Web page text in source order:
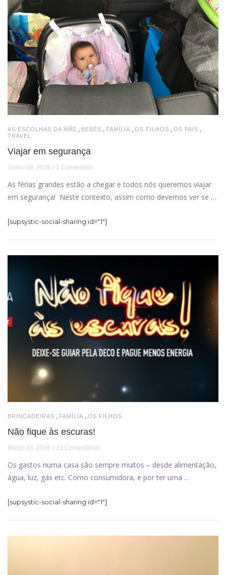
AS ESCOLHAS DA MÃE BEBÉS FAMÍLIA OS FILHOS OS PAIS
TRAVEL
Viajar em segurança
Junho 09, 2016 1 Comentário
As férias grandes estão a chegar e todos nós queremos viajar
em segurança! Neste contexto, assim como devemos ver se …
[supsystic-social-sharing id="1"]
BRINCADEIRAS , FAMÍLIA , OS FILHOS
Não fique às escuras!
Março 03, 2016 13 Comentários
Os gastos numa casa são sempre muitos – desde alimentação,
água, luz, gás etc. Como consumidora, e por ter uma …
[supsystic-social-sharing id="1"]